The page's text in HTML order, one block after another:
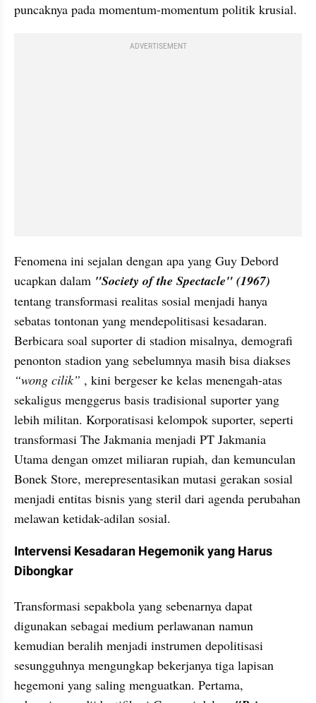
puncaknya pada momentum-momentum politik krusial.
ADVERTISEMENT
Fenomena ini sejalan dengan apa yang Guy Debord
ucapkan dalam "Society of the Spectacle" (1967)
tentang transformasi realitas sosial menjadi hanya
sebatas tontonan yang mendepolitisasi kesadaran.
Berbicara soal suporter di stadion misalnya, demografi
“wong cilik” , kini bergeser ke kelas menengah-atas
sekaligus menggerus basis tradisional suporter yang
lebih militan. Korporatisasi kelompok suporter, seperti
transformasi The Jakmania menjadi PT Jakmania
Utama dengan omzet miliaran rupiah, dan kemunculan
Bonek Store, merepresentasikan mutasi gerakan sosial
menjadi entitas bisnis yang steril dari agenda perubahan
melawan ketidak-adilan sosial.
Intervensi Kesadaran Hegemonik yang Harus
Dibongkar
Transformasi sepakbola yang sebenarnya dapat
digunakan sebagai medium perlawanan namun
kemudian beralih menjadi instrumen depolitisasi
sesungguhnya mengungkap bekerjanya tiga lapisan
hegemoni yang saling menguatkan. Pertama,